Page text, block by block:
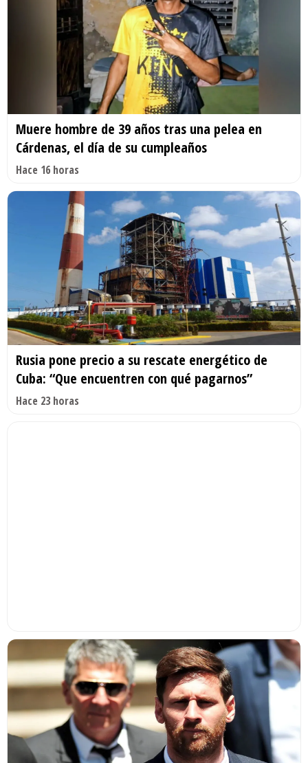
Muere hombre de 39 años tras una pelea en
Cárdenas, el día de su cumpleaños
Hace 16 horas
Rusia pone precio a su rescate energético de
Cuba: “Que encuentren con qué pagarnos”
Hace 23 horas